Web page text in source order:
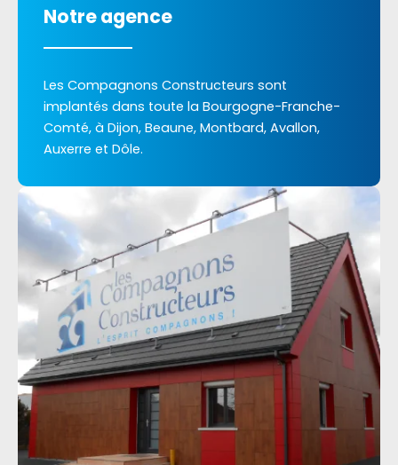
Notre agence
Les Compagnons Constructeurs sont
implantés dans toute la Bourgogne-Franche-
Comté, à Dijon, Beaune, Montbard, Avallon,
Auxerre et Dôle.